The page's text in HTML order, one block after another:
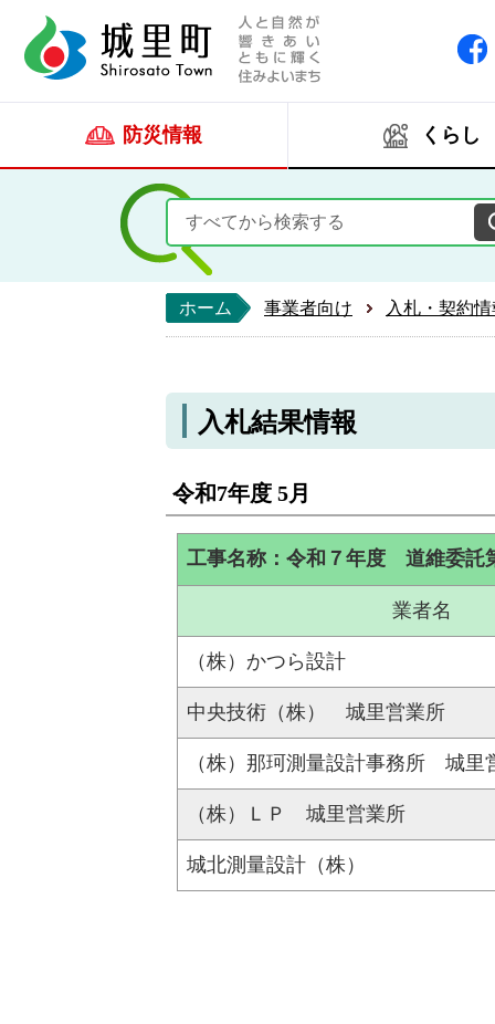
防災情報 くらし
ホーム 事業者向け 入札・契約
入札結果情報
令和7年度 5月
工事名称：令和７年度 道維委託
業者名
（株）かつら設計
中央技術（株） 城里営業所
（株）那珂測量設計事務所 城里
（株）ＬＰ 城里営業所
城北測量設計（株）